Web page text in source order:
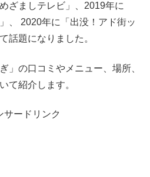
ざましテレビ」、2019年に
、 2020年に「出没！アド街ッ
話題になりました。
」の口コミやメニュー、場所、
て紹介します。
サードリンク